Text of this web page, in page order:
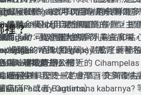
樹屋餐廳。提供印尼傳統美食和國
Lembang：歐洲風情的小型主
的活動。提供當地新鮮乳製品和點
Walk (Ciwalk)：萬隆最著
間，環境舒適。附近的
店（Factory Outlets）
：碳烤羊肉或牛肉串，肉質鮮嫩
個融合農村和自然氛圍的餐廳，提
Market：萬隆最大的戶外美食廣場
索
：萬隆的地標性建築，融合了荷蘭
爪哇省政府辦公樓。
萬隆最具歷史感的街區，充滿復
品店。
議
推薦
推薦
推薦
推薦
kredit gak?可以用信用卡嗎？
gak?可以用現金嗎？
gak?可以用現金嗎？
gak?可以用gopay嗎？
睛」
裡？
第57集 要去哪裡？
過程中，我們一定會學習很多問候
kabar?或者Bagaimana kabarnya?